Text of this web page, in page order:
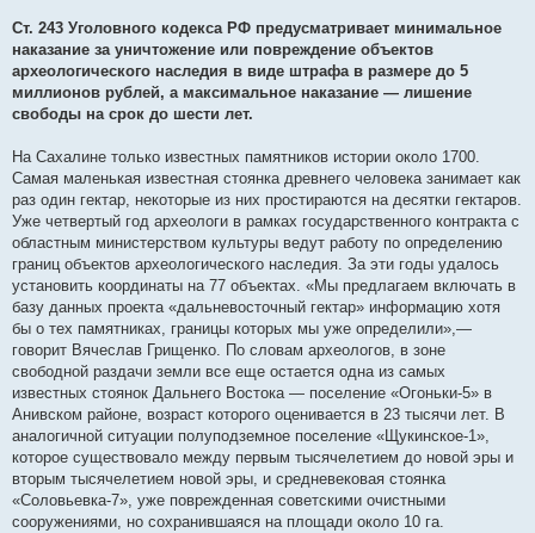
Ст. 243 Уголовного кодекса РФ предусматривает минимальное
наказание за уничтожение или повреждение объектов
археологического наследия в виде штрафа в размере до 5
миллионов рублей, а максимальное наказание — лишение
свободы на срок до шести лет.
На Сахалине только известных памятников истории около 1700.
Самая маленькая известная стоянка древнего человека занимает как
раз один гектар, некоторые из них простираются на десятки гектаров.
Уже четвертый год археологи в рамках государственного контракта с
областным министерством культуры ведут работу по определению
границ объектов археологического наследия. За эти годы удалось
установить координаты на 77 объектах. «Мы предлагаем включать в
базу данных проекта «дальневосточный гектар» информацию хотя
бы о тех памятниках, границы которых мы уже определили»,—
говорит Вячеслав Грищенко. По словам археологов, в зоне
свободной раздачи земли все еще остается одна из самых
известных стоянок Дальнего Востока — поселение «Огоньки-5» в
Анивском районе, возраст которого оценивается в 23 тысячи лет. В
аналогичной ситуации полуподземное поселение «Щукинское-1»,
которое существовало между первым тысячелетием до новой эры и
вторым тысячелетием новой эры, и средневековая стоянка
«Соловьевка-7», уже поврежденная советскими очистными
сооружениями, но сохранившаяся на площади около 10 га.